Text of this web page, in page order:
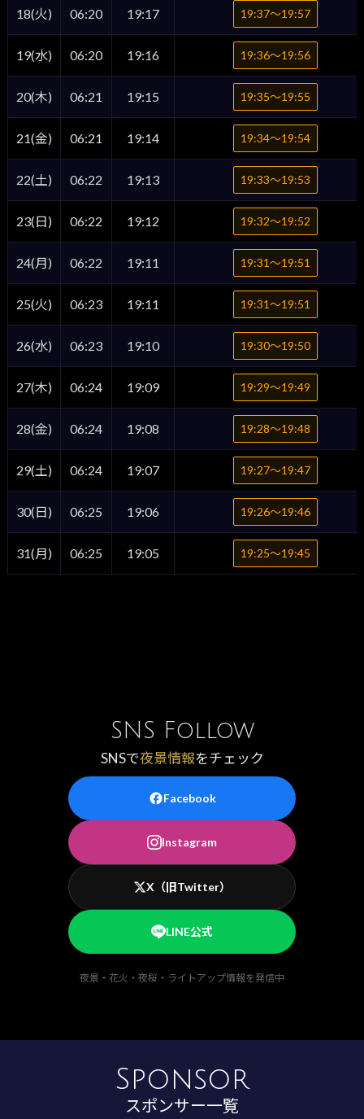
18(火) 06:20 19:17 19:37〜19:57
19(水) 06:20 19:16 19:36〜19:56
20(木) 06:21 19:15 19:35〜19:55
21(金) 06:21 19:14 19:34〜19:54
22(土) 06:22 19:13 19:33〜19:53
23(日) 06:22 19:12 19:32〜19:52
24(月) 06:22 19:11 19:31〜19:51
25(火) 06:23 19:11 19:31〜19:51
26(水) 06:23 19:10 19:30〜19:50
27(木) 06:24 19:09 19:29〜19:49
28(金) 06:24 19:08 19:28〜19:48
29(土) 06:24 19:07 19:27〜19:47
30(日) 06:25 19:06 19:26〜19:46
31(月) 06:25 19:05 19:25〜19:45
SNS Follow
SNSで夜景情報をチェック
Facebook
Instagram
X（旧Twitter）
LINE公式
夜景・花火・夜桜・ライトアップ情報を発信中
Sponsor
スポンサー一覧